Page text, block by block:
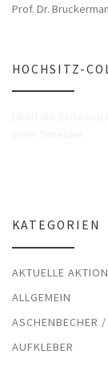
Prof. Dr.
HOCHSITZ-
KATEGORIEN
AKTUELLE
ALLGEMEIN
ASCHENBECHER
AUFKLEBER